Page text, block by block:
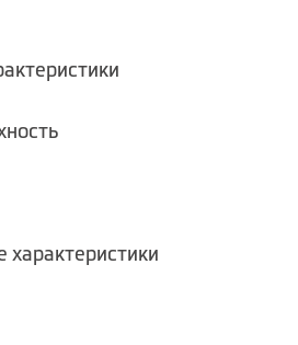
характеристики